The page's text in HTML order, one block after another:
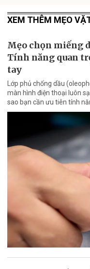
XEM THÊM MẸO
Mẹo chọn miếng
Tính năng quan
tay
Lớp phủ chống dầu
màn hình điện thoại luôn
sao bạn cần ưu tiên tính